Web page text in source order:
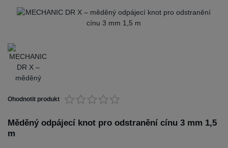
Ohodnotit produkt
Měděný odpájecí knot pro odstranění cínu 3 mm 1,5
m